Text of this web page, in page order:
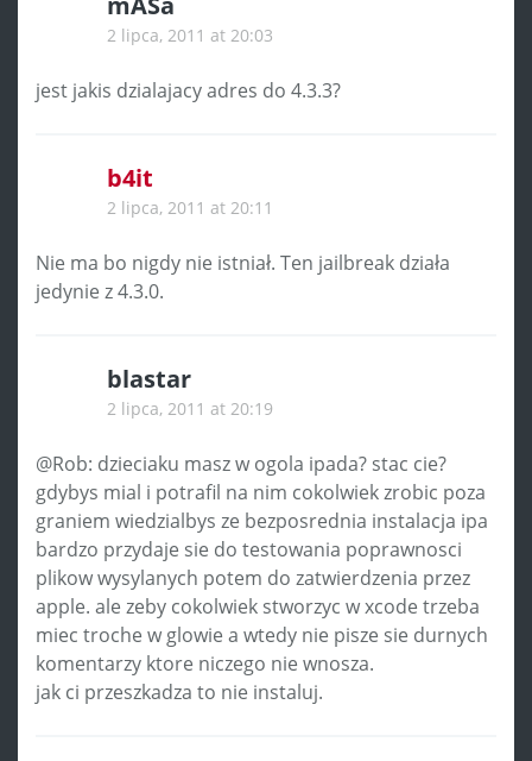
2 lipca, 2011 at 20:03
jest jakis dzialajacy adres do 4.3.3?
b4it
2 lipca, 2011 at 20:11
Nie ma bo nigdy nie istniał. Ten jailbreak działa
jedynie z 4.3.0.
blastar
2 lipca, 2011 at 20:19
@Rob: dzieciaku masz w ogola ipada? stac cie?
gdybys mial i potrafil na nim cokolwiek zrobic poza
graniem wiedzialbys ze bezposrednia instalacja ipa
bardzo przydaje sie do testowania poprawnosci
plikow wysylanych potem do zatwierdzenia przez
apple. ale zeby cokolwiek stworzyc w xcode trzeba
miec troche w glowie a wtedy nie pisze sie durnych
komentarzy ktore niczego nie wnosza.
jak ci przeszkadza to nie instaluj.